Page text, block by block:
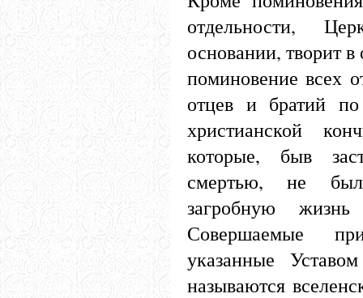
отдельности,
основании, творит
поминовение всех
отцев и братий
христианской
которые, быв
смертью, не
загробную
Совершаемые
указанные
называются